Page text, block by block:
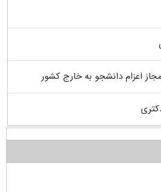
اعزام دانشجو به خارج کشور